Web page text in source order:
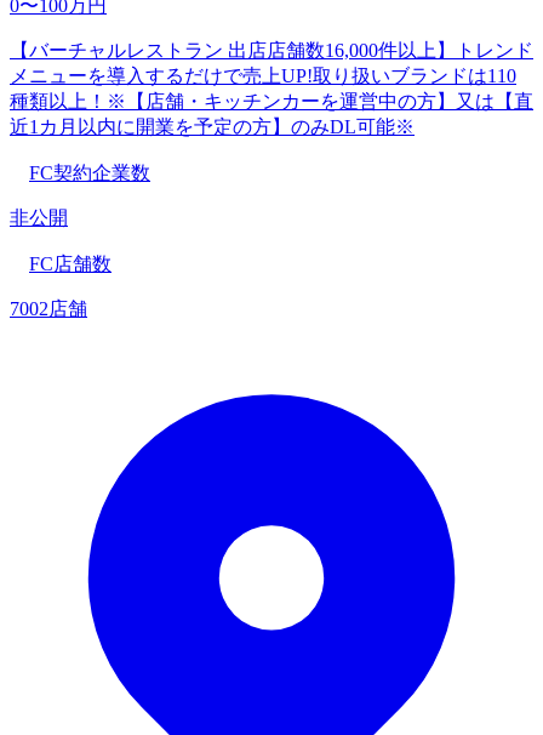
0〜100万円
【バーチャルレストラン 出店店舗数16,000件以上】トレンド
メニューを導入するだけで売上UP!取り扱いブランドは110
種類以上！※【店舗・キッチンカーを運営中の方】又は【直
近1カ月以内に開業を予定の方】のみDL可能※
FC契約企業数
非公開
FC店舗数
7002店舗